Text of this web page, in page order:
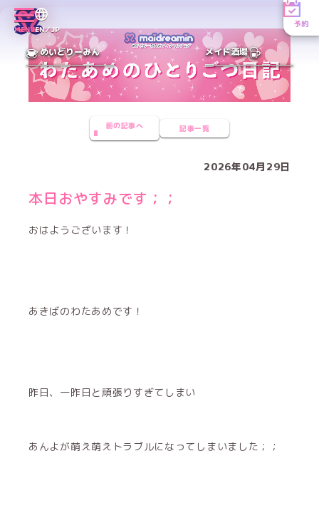
MENUEN／JP
予約
めいどりーみん メイド酒場
前の記事へ 記事一覧
2026年04月29日
本日おやすみです︎；；
おはようございます！
あきばのわたあめです！
昨日、一昨日と頑張りすぎてしまい
あんよが萌え萌えトラブルになってしまいました︎；；